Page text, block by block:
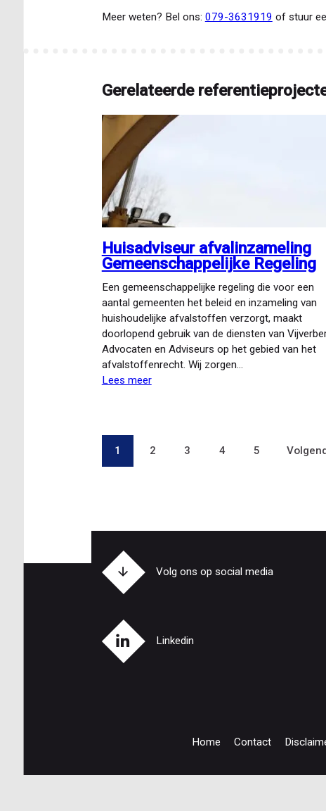
Meer weten? Bel ons: 079-3631919 of stuur
Gerelateerde
Huisadviseur afvalinzameling
Gemeenschappelijke Regeling
Een gemeenschappelijke regeling die voor een
aantal gemeenten het beleid en inzameling van
huishoudelijke afvalstoffen verzorgt, maakt
doorlopend gebruik van de diensten van
Advocaten en Adviseurs op het gebied van het
afvalstoffenrecht. Wij zorgen…
Lees meerover
Paginering
Pagina
1 Pagina
2 Pagina
3 Pagina
4 Pagina
5
Volg ons op social media
Linkedin
Home Contact